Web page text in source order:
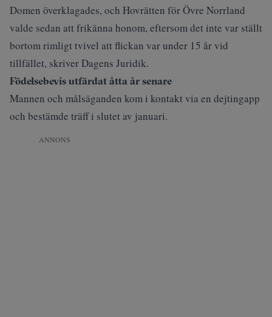
Domen överklagades, och Hovrätten för Övre Norrland
valde sedan att frikänna honom, eftersom det inte var ställt
bortom rimligt tvivel att flickan var under 15 år vid
tillfället, skriverDagens Juridik.
Födelsebevis utfärdat åtta år senare
Mannen och målsäganden kom i kontakt via en dejtingapp
och bestämde träff i slutet av januari.
ANNONS